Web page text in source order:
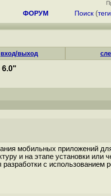
ФОРУМ Поиск (теги
вход/выход
мобильных приложений
и на этапе установки или
с использованием